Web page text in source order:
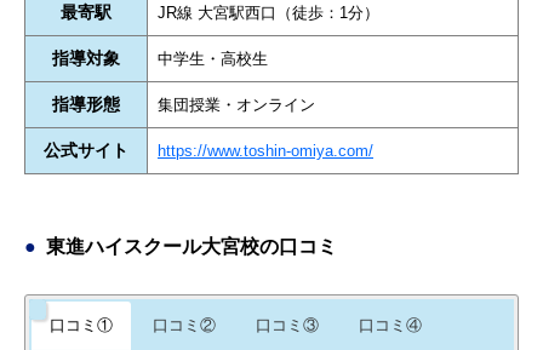
最寄駅 JR線 大宮駅西口（徒歩：1分）
指導対象 中学生・高校生
指導形態 集団授業・オンライン
公式サイト https://www.toshin-omiya.com/
東進ハイスクール大宮校の口コミ
口コミ① 口コミ② 口コミ③ 口コミ④